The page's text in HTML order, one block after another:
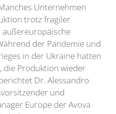
Unternehmen
trotz fragiler
außereuropäische
der Pandemie und
in der Ukraine hatten
die Produktion wieder
Dr. Alessandro
und
Europe der Avova